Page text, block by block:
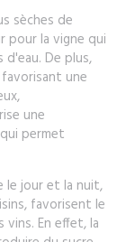
sèches de
pour la vigne qui
De plus,
une
une
permet
le jour et la nuit,
favorisent le
En effet, la